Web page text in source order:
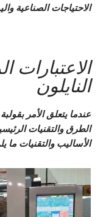
الاحتياجات الصناعية
الاعتبارات
النايلون
عندما يتعلق الأمر
الطرق والتقنيات
الأساليب والتقنيات ما